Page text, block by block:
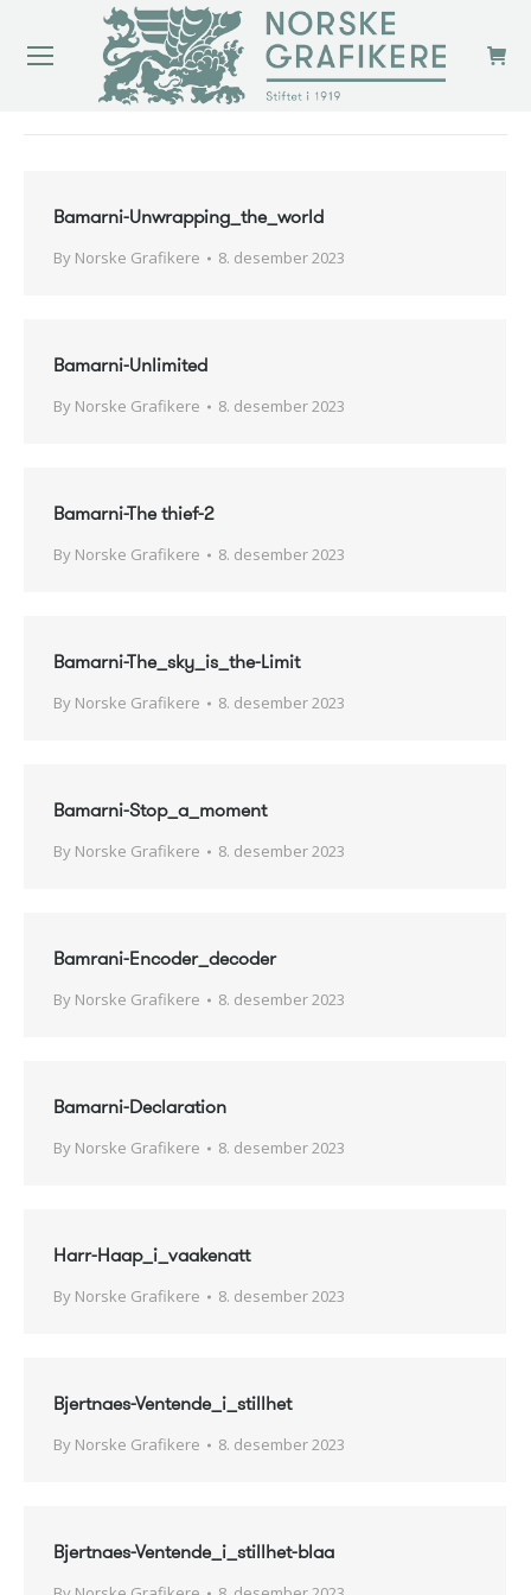
Bamarni-Unwrapping_the_world
By Norske Grafikere 8. desember 2023
Bamarni-Unlimited
By Norske Grafikere 8. desember 2023
Bamarni-The thief-2
By Norske Grafikere 8. desember 2023
Bamarni-The_sky_is_the-Limit
By Norske Grafikere 8. desember 2023
Bamarni-Stop_a_moment
By Norske Grafikere 8. desember 2023
Bamrani-Encoder_decoder
By Norske Grafikere 8. desember 2023
Bamarni-Declaration
By Norske Grafikere 8. desember 2023
Harr-Haap_i_vaakenatt
By Norske Grafikere 8. desember 2023
Bjertnaes-Ventende_i_stillhet
By Norske Grafikere 8. desember 2023
Bjertnaes-Ventende_i_stillhet-blaa